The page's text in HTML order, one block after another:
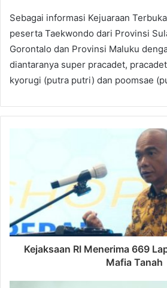
Sebagai informasi Kejuaraan
peserta Taekwondo dari Provinsi
Gorontalo dan Provinsi Maluku
diantaranya super pracadet,
kyorugi (putra putri) dan poomsae
Kejaksaan RI Menerima 669
Mafia Tanah